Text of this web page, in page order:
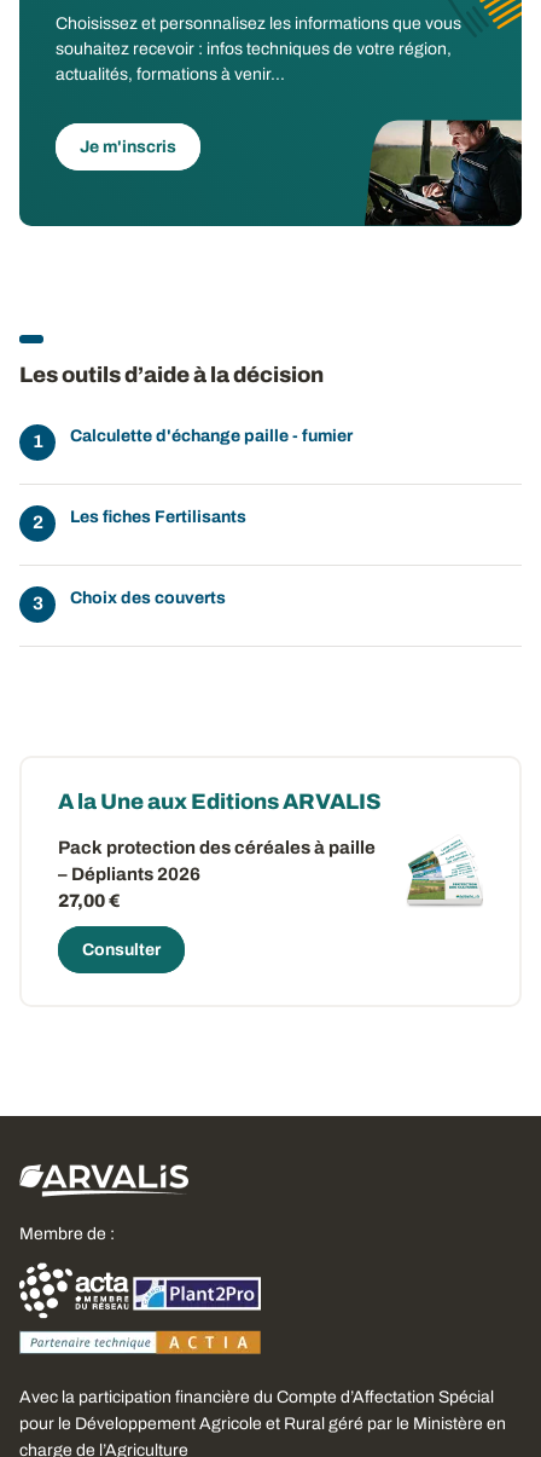
Choisissez et personnalisez les informations que vous
souhaitez recevoir : infos techniques de votre région,
actualités, formations à venir...
Je m'inscris
Les outils d’aide à la décision
Calculette d'échange paille - fumier
Les fiches Fertilisants
Choix des couverts
A la Une aux Editions ARVALIS
Pack protection des céréales à paille
– Dépliants 2026
27,00 €
Consulter
Membre de :
Avec la participation financière du Compte d’Affectation Spécial
pour le Développement Agricole et Rural géré par le Ministère en
charge de l’Agriculture